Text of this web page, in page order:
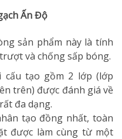
Ấn Độ
sản phẩm này là tính
và chống sấp bóng.
cấu tạo gồm 2 lớp (lớp
trên) được đánh giá về
đa dạng.
tạo đồng nhất, toàn
được làm cùng từ một